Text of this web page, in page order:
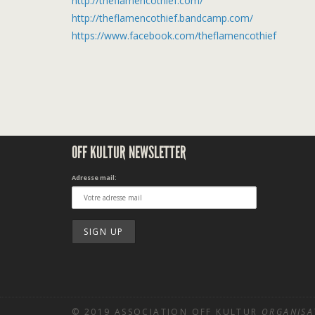
http://theflamencothief.bandcamp.com/
https://www.facebook.com/theflamencothief
OFF KULTUR NEWSLETTER
Adresse mail:
© 2019 ASSOCIATION OFF KULTUR